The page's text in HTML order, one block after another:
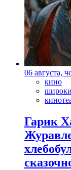
06 августа,
кино
Гарик